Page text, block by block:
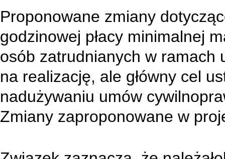
Proponowane zmiany
godzinowej płacy minimalnej
osób zatrudnianych w ramach
na realizację, ale główny cel
nadużywaniu umów
Zmiany zaproponowane w